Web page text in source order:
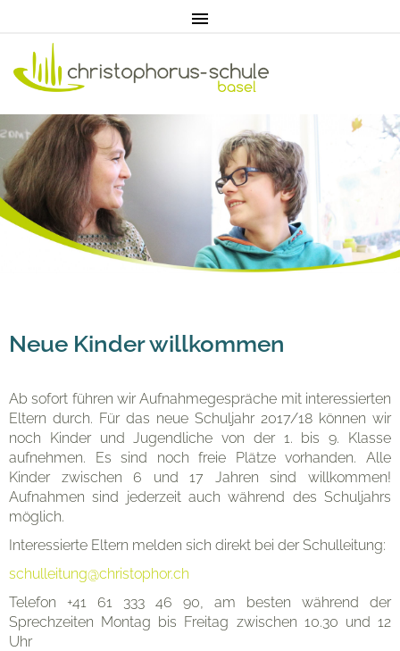
Home
Aktuell
Pädagogik
Unterricht
Eltern
Organisation
Kontakt
Neue Kinder willkommen
Ab sofort führen wir Aufnahmegespräche mit interessierten
Eltern durch. Für das neue Schuljahr 2017/18 können wir
noch Kinder und Jugendliche von der 1. bis 9. Klasse
aufnehmen. Es sind noch freie Plätze vorhanden. Alle
Kinder zwischen 6 und 17 Jahren sind willkommen!
Aufnahmen sind jederzeit auch während des Schuljahrs
möglich.
Interessierte Eltern melden sich direkt bei der Schulleitung:
schulleitung@christophor.ch
Telefon +41 61 333 46 90, am besten während der
Sprechzeiten Montag bis Freitag zwischen 10.30 und 12
Uhr